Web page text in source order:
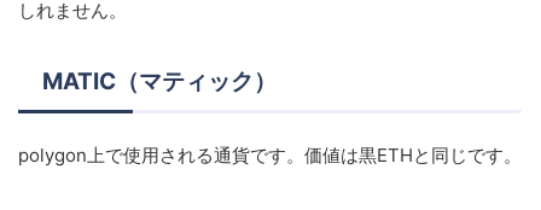
しれません。
MATIC（マティック）
polygon上で使用される通貨です。価値は黒ETHと同じです。